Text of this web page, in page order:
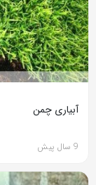
آبیاری چمن
9 سال پیش